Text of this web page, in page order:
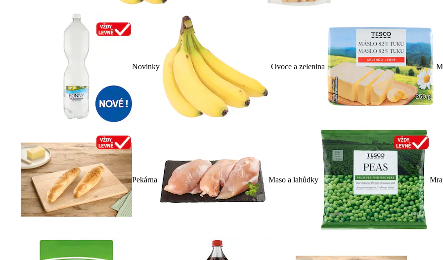
Novinky Ovoce a zelenina
Pekárna Maso a lahůdky